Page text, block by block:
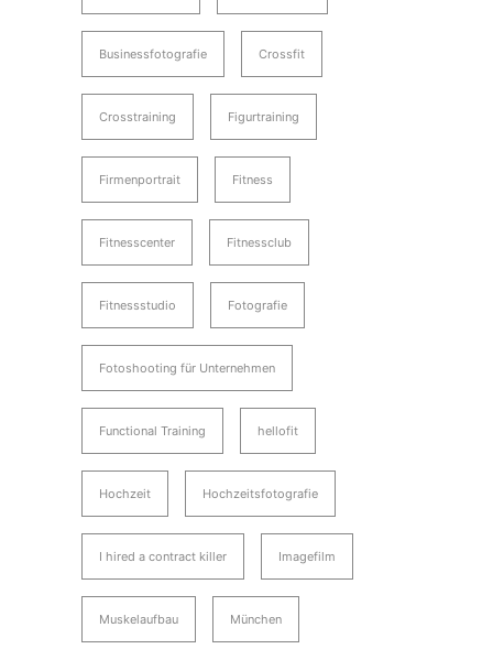
Businessfotografie Crossfit
Crosstraining Figurtraining
Firmenportrait Fitness
Fitnesscenter Fitnessclub
Fitnessstudio Fotografie
Fotoshooting für Unternehmen
Functional Training hellofit
Hochzeit Hochzeitsfotografie
I hired a contract killer Imagefilm
Muskelaufbau München